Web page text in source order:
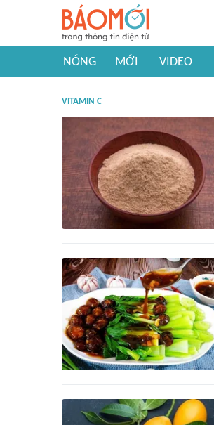
NÓNG MỚI VIDEO
VITAMIN C